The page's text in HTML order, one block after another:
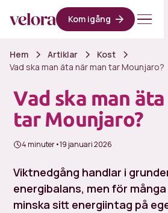
Kom igång
Hem Artiklar
Kost
Vad ska man äta när man tar Mounjaro?
Vad ska man
tar Mounjaro?
4 minuter•19 januari 2026
Viktnedgång handlar i
energibalans, men för
minska sitt energiintag på